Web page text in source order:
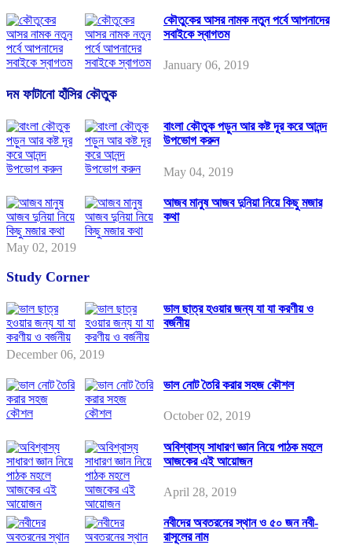
কৌতুকের আসর নামক নতুন পর্বে আপনাদের
সবাইকে স্বাগতম
January 06, 2019
দম ফাটানো হাঁসির কৌতুক
বাংলা কৌতুক পড়ুন আর কষ্ট দূর করে আনন্দ
উপভোগ করুন
May 04, 2019
আজব মানুষ আজব দুনিয়া নিয়ে কিছু মজার
কথা
May 02, 2019
Study Corner
ভাল ছাত্র হওয়ার জন্য যা যা করণীয় ও
বর্জনীয়
December 06, 2019
ভাল নোট তৈরি করার সহজ কৌশল
October 02, 2019
অবিশ্বাস্য সাধারণ জ্ঞান নিয়ে পাঠক মহলে
আজকের এই আয়োজন
April 28, 2019
নবীদের অবতরনের স্থান ও ৫০ জন নবী-
রাসূলের নাম